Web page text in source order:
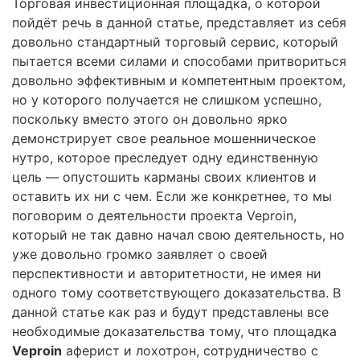
Торговая инвестиционная площадка, о которой
пойдёт речь в данной статье, представляет из себя
довольно стандартный торговый сервис, который
пытается всеми силами и способами притвориться
довольно эффективным и компетентным проектом,
но у которого получается не слишком успешно,
поскольку вместо этого он довольно ярко
демонстрирует свое реальное мошенническое
нутро, которое преследует одну единственную
цель — опустошить карманы своих клиентов и
оставить их ни с чем. Если же конкретнее, то мы
поговорим о деятельности проекта Veproin,
который не так давно начал свою деятельность, но
уже довольно громко заявляет о своей
перспективности и авторитетности, не имея ни
одного тому соответствующего доказательства. В
данной статье как раз и будут представлены все
необходимые доказательства тому, что площадка
Veproin аферист и лохотрон, сотрудничество с